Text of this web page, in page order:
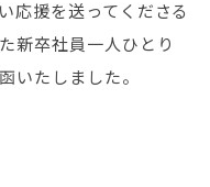
応援を送ってくださる
新卒社員一人ひとり
いたしました。